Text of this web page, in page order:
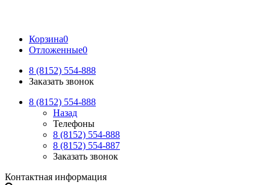
Корзина0
Отложенные0
8 (8152) 554-888
Заказать звонок
8 (8152) 554-888
Назад
Телефоны
8 (8152) 554-888
8 (8152) 554-887
Заказать звонок
Контактная информация